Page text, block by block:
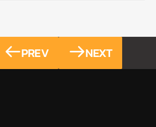
PREV NEXT